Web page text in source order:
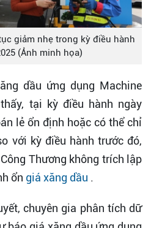
giảm nhẹ trong kỳ điều hành
(Ảnh minh họa)
dầu ứng dụng Machine
tại kỳ điều hành ngày
lẻ ổn định hoặc có thể chỉ
với kỳ điều hành trước đó,
Thương không trích lập
ổn giá xăng dầu .
chuyên gia phân tích dữ